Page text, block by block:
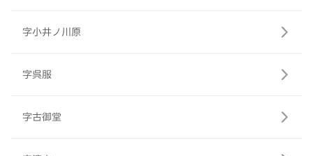
字小井ノ川原
字呉服
字古御堂